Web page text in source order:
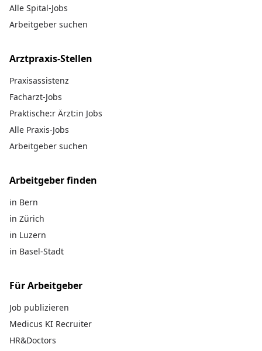
Alle Spital-Jobs
Arbeitgeber suchen
Arztpraxis-Stellen
Praxisassistenz
Facharzt-Jobs
Praktische:r Ärzt:in Jobs
Alle Praxis-Jobs
Arbeitgeber suchen
Arbeitgeber finden
in Bern
in Zürich
in Luzern
in Basel-Stadt
Für Arbeitgeber
Job publizieren
Medicus KI Recruiter
HR&Doctors